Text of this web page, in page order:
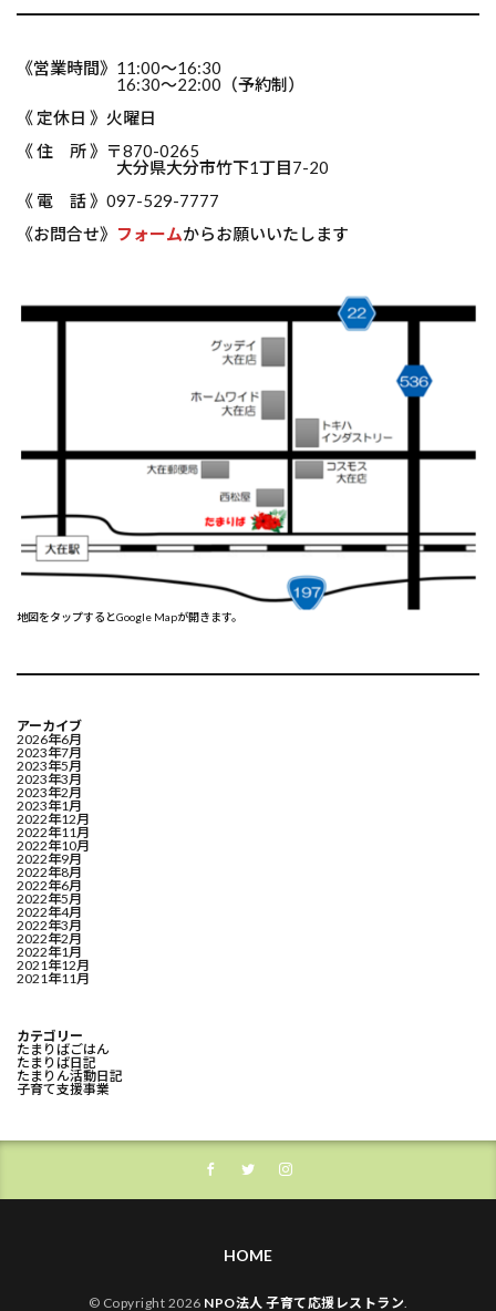
《営業時間》11:00～16:30
16:30～22:00（予約制）
《 定休日 》火曜日
《 住 所 》〒870-0265
大分県大分市竹下1丁目7-20
《 電 話 》097-529-7777
《お問合せ》 フォームからお願いいたします
地図をタップするとGoogle Mapが開きます。
アーカイブ
2026年6月
2023年7月
2023年5月
2023年3月
2023年2月
2023年1月
2022年12月
2022年11月
2022年10月
2022年9月
2022年8月
2022年6月
2022年5月
2022年4月
2022年3月
2022年2月
2022年1月
2021年12月
2021年11月
カテゴリー
たまりばごはん
たまりば日記
たまりん活動日記
子育て支援事業
HOME
© Copyright 2026 NPO法人 子育て応援レストラン